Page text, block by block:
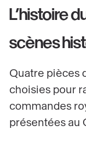
L’histoire
scènes
Quatre pièces
choisies pour
commandes
présentées au